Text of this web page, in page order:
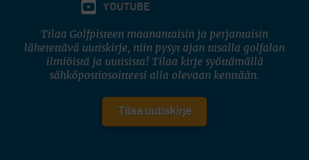
YOUTUBE
Tilaa Golfpisteen maanantaisin ja perjantaisin
lähetettävä uutiskirje, niin pysyt ajan tasalla golfalan
ilmiöistä ja uutisista! Tilaa kirje syöttämällä
sähköpostiosoitteesi alla olevaan kenttään.
Tilaa uutiskirje